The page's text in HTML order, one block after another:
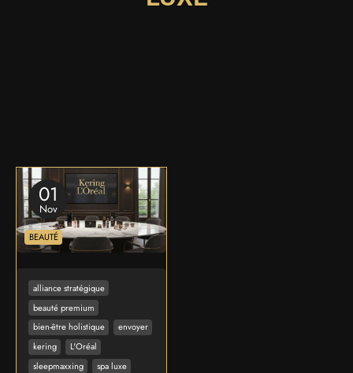
01
Nov
BEAUTÉ
alliance stratégique
beauté premium
bien-être holistique
envoyer
kering
L'Oréal
sleepmaxxing
spa luxe